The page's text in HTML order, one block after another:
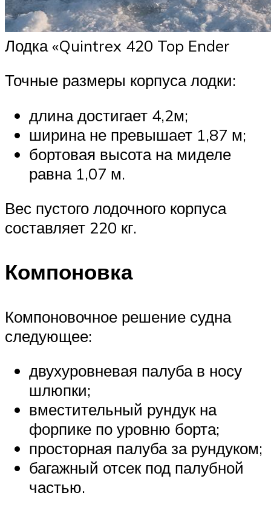
Лодка «Quintrex 420 Top Ender
Точные размеры корпуса лодки:
длина достигает 4,2м;
ширина не превышает 1,87 м;
бортовая высота на миделе
равна 1,07 м.
Вес пустого лодочного корпуса
составляет 220 кг.
Компоновка
Компоновочное решение судна
следующее:
двухуровневая палуба в носу
шлюпки;
вместительный рундук на
форпике по уровню борта;
просторная палуба за рундуком;
багажный отсек под палубной
частью.